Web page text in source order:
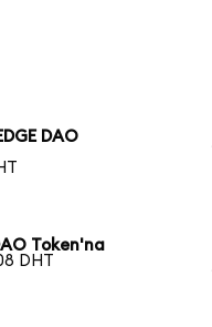
DAO
Token'na
DHT